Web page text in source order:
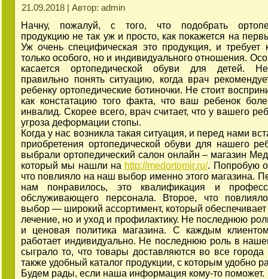
21.09.2018 | Автор: admin
Начну, пожалуй, с того, что подобрать
продукцию не так уж и просто, как покажется на
Уж очень специфическая это продукция, и требует
только особого, но и индивидуального отношения.
касается ортопедической обуви для детей.
правильно понять ситуацию, когда врач
ребенку ортопедические ботиночки. Не стоит
как констатацию того факта, что ваш ребенок
инвалид. Скорее всего, врач считает, что у вашего
угроза деформации стопы.
Когда у нас возникла такая ситуация, и перед нами
приобретения ортопедической обуви для нашего
выбрали ортопедический салон онлайн – магазин
который мы нашли на http://medortomir.ru/. Попробую
что повлияло на наш выбор именно этого магазина.
нам понравилось, это квалификация и
обслуживающего персонала. Второе, что
выбор — широкий ассортимент, который обеспечивает
лечение, но и уход и профилактику. Не последнюю
и ценовая политика магазина. С каждым
работает индивидуально. Не последнюю роль в
сыграло то, что товары доставляются во все города
также удобный каталог продукции, с которым удобно
Будем рады, если наша информация кому-то поможет.